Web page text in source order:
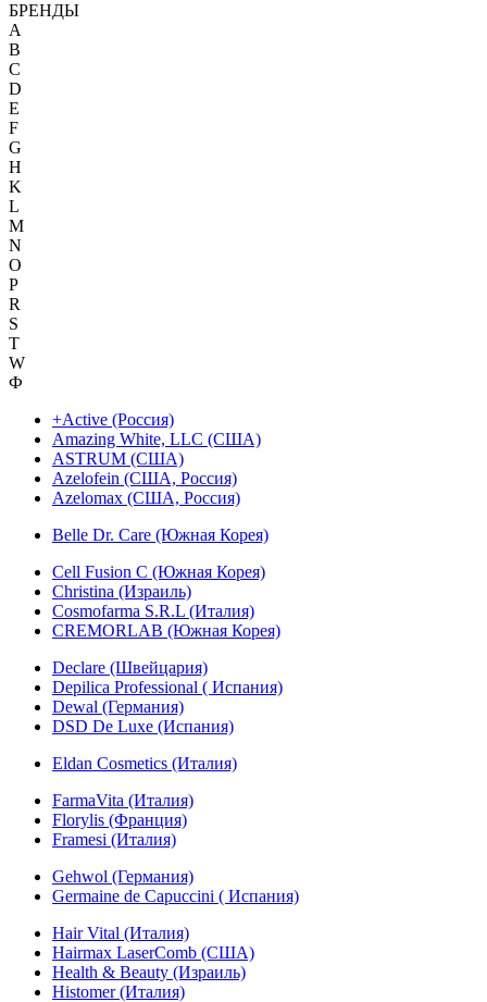
БРЕНДЫ
A
B
C
D
E
F
G
H
K
L
M
N
O
P
R
S
T
W
Ф
+Active (Россия)
Amazing White, LLC (США)
ASTRUM (США)
Azelofein (США, Россия)
Azelomax (США, Россия)
Belle Dr. Care (Южная Корея)
Cell Fusion C (Южная Корея)
Christina (Израиль)
Cosmofarma S.R.L (Италия)
CREMORLAB (Южная Корея)
Declare (Швейцария)
Depilica Professional ( Испания)
Dewal (Германия)
DSD De Luxe (Испания)
Eldan Cosmetics (Италия)
FarmaVita (Италия)
Florylis (Франция)
Framesi (Италия)
Gehwol (Германия)
Germaine de Capuccini ( Испания)
Hair Vital (Италия)
Hairmax LaserComb (США)
Health & Beauty (Израиль)
Histomer (Италия)